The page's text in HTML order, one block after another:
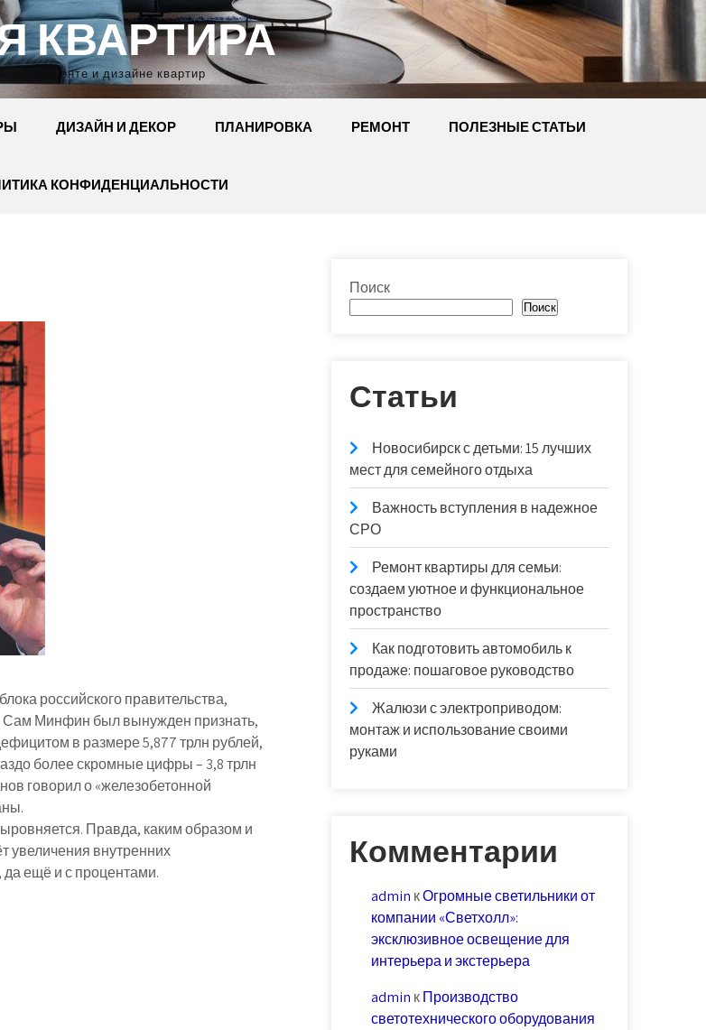
КВАРТИРА
Сайт о ремонте и дизайне квартир
ДИЗАЙН И ДЕКОР ПЛАНИРОВКА РЕМОНТ ПОЛЕЗНЫЕ СТАТЬИ
КОНФИДЕНЦИАЛЬНОСТИ
российского правительства,
Сам Минфин был вынужден признать,
в размере 5,877 трлн рублей,
более скромные цифры – 3,8 трлн
говорил о «железобетонной
Правда, каким образом и
увеличения внутренних
да ещё и с процентами.
Поиск
Поиск
Статьи
Новосибирск с детьми: 15 лучших
мест для семейного отдыха
Важность вступления в надежное
СРО
Ремонт квартиры для семьи:
создаем уютное и функциональное
пространство
Как подготовить автомобиль к
продаже: пошаговое руководство
Жалюзи с электроприводом:
монтаж и использование своими
руками
Комментарии
admin кОгромные светильники от
компании «Светхолл»:
эксклюзивное освещение для
интерьера и экстерьера
admin кПроизводство
светотехнического оборудования